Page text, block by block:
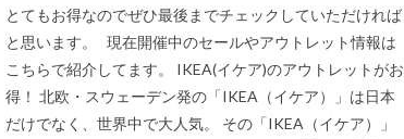
とてもお得なのでぜひ最後までチェックしていただければ
と思います。 現在開催中のセールやアウトレット情報は
こちらで紹介してます。 IKEA(イケア)のアウトレットがお
得！ 北欧・スウェーデン発の「IKEA（イケア）」は日本
だけでなく、世界中で大人気。 その「IKEA（イケア）」